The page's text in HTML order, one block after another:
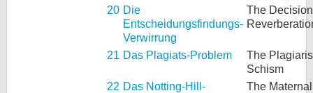
20 Die
Entscheidungsfindungs-
Verwirrung
The Decision
21 Das Plagiats-Problem
The
Schism
22 Das Notting-Hill-
The Maternal